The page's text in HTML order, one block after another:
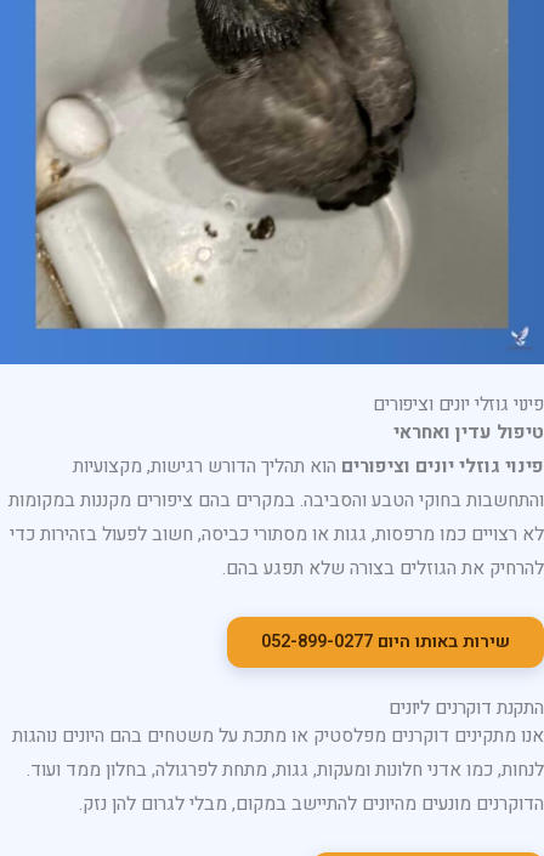
פינוי גוזלי יונים וציפורים
טיפול עדין ואחראי
פינוי גוזלי יונים וציפורים הוא תהליך הדורש רגישות, מקצועיות
והתחשבות בחוקי הטבע והסביבה. במקרים בהם ציפורים מקננות במקומות
לא רצויים כמו מרפסות, גגות או מסתורי כביסה, חשוב לפעול בזהירות כדי
להרחיק את הגוזלים בצורה שלא תפגע בהם.
שירות באותו היום 052-899-0277
התקנת דוקרנים ליונים
אנו מתקינים דוקרנים מפלסטיק או מתכת על משטחים בהם היונים נוהגות
לנחות, כמו אדני חלונות ומעקות, גגות, מתחת לפרגולה, בחלון ממד ועוד.
הדוקרנים מונעים מהיונים להתיישב במקום, מבלי לגרום להן נזק.